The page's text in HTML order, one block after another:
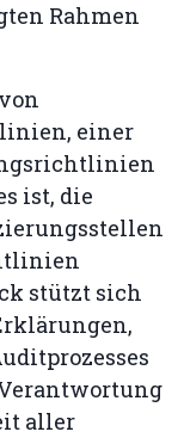
Rahmen
einer
ist, die
stützt sich
aller